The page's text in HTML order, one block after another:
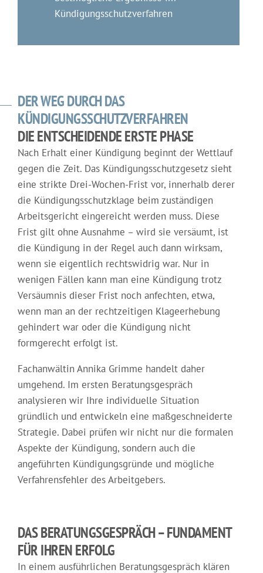
Kündigungsschutzverfahren
DER WEG DURCH DAS
KÜNDIGUNGSSCHUTZVERFAHREN
DIE ENTSCHEIDENDE ERSTE PHASE
Nach Erhalt einer Kündigung beginnt der Wettlauf
gegen die Zeit. Das Kündigungsschutzgesetz sieht
eine strikte Drei-Wochen-Frist vor, innerhalb derer
die Kündigungsschutzklage beim zuständigen
Arbeitsgericht eingereicht werden muss. Diese
Frist gilt ohne Ausnahme – wird sie versäumt, ist
die Kündigung in der Regel auch dann wirksam,
wenn sie eigentlich rechtswidrig war. Nur in
wenigen Fällen kann man eine Kündigung trotz
Versäumnis dieser Frist noch anfechten, etwa,
wenn man an der rechtzeitigen Klageerhebung
gehindert war oder die Kündigung nicht
formgerecht erfolgt ist.
Fachanwältin Annika Grimme handelt daher
umgehend. Im ersten Beratungsgespräch
analysieren wir Ihre individuelle Situation
gründlich und entwickeln eine maßgeschneiderte
Strategie. Dabei prüfen wir nicht nur die formalen
Aspekte der Kündigung, sondern auch die
angeführten Kündigungsgründe und mögliche
Verfahrensfehler des Arbeitgebers.
DAS BERATUNGSGESPRÄCH – FUNDAMENT
FÜR IHREN ERFOLG
In einem ausführlichen Beratungsgespräch klären